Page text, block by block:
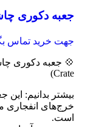
جهت خرید تماس
Crate)
بیشتر بدانیم:
خرج‌های انفجاری
است.